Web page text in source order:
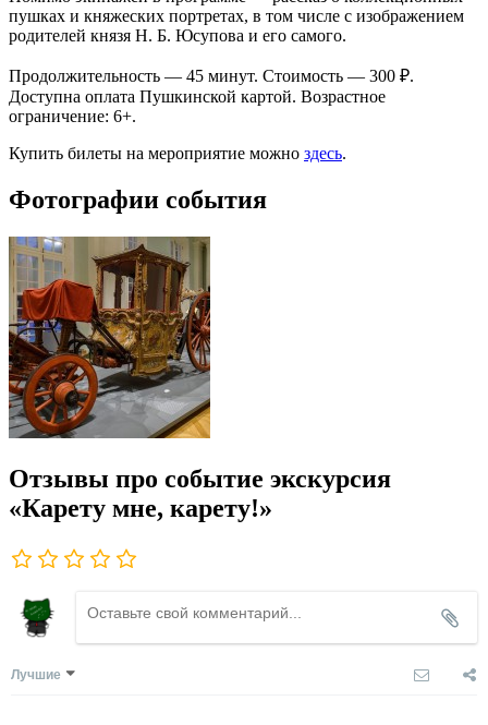
пушках и княжеских портретах, в том числе с изображением
родителей князя Н. Б. Юсупова и его самого.
Продолжительность — 45 минут. Стоимость — 300 ₽.
Доступна оплата Пушкинской картой. Возрастное
ограничение: 6+.
Купить билеты на мероприятие можно здесь.
Фотографии события
Отзывы про событие экскурсия
«Карету мне, карету!»
Лучшие